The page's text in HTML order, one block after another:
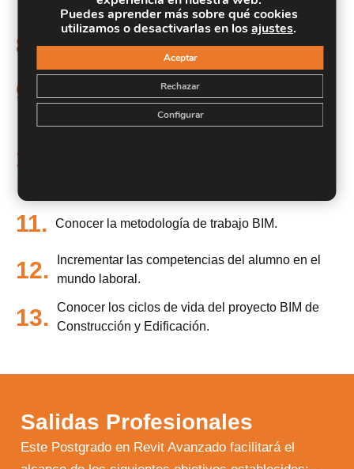
PARA INGENIERÍA ESTRUCTURAL
8. Conocer la interfaz de REVIT MEP.
9.
Aprender sobre las diferentes disciplinas MEP y
sistemas.
10.
Aprender a modelar sobre temas de fontanería
11. Conocer la metodología de trabajo BIM.
12.
Incrementar las competencias del alumno en el
mundo laboral.
13.
Conocer los ciclos de vida del proyecto BIM de
Construcción y Edificación.
Salidas Profesionales
Este Postgrado en Revit Avanzado facilitará el
Puedes aprender más sobre qué cookies
utilizamos o desactivarlas en losajustes.
Aceptar
Rechazar
Configurar